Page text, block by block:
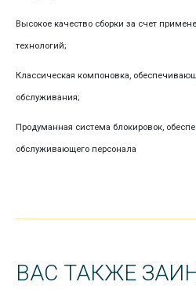
Высокое качество сборки за счет
технологий;
Классическая компоновка,
обслуживания;
Продуманная система блокировок,
обслуживающего персонала
ВАС ТАКЖЕ